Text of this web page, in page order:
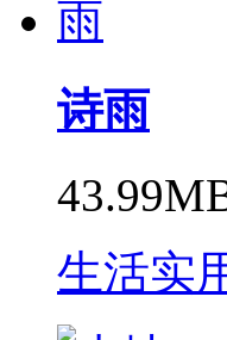
诗雨
生活实